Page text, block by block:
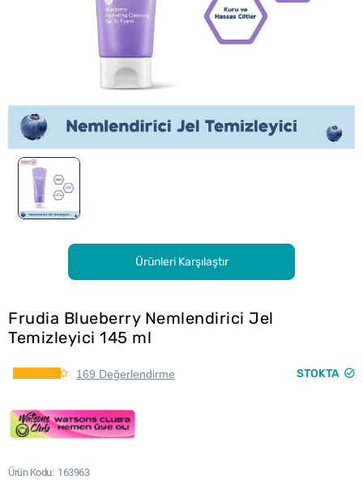
Ürünleri Karşılaştır
Frudia Blueberry Nemlendirici Jel
Temizleyici 145 ml
169 Değerlendirme STOKTA
Ürün Kodu 163963